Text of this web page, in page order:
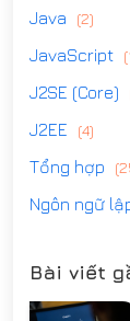
Java (2)
JavaScript
J2SE (Core)
J2EE (4)
Tổng hợp
Ngôn ngữ
Bài viết